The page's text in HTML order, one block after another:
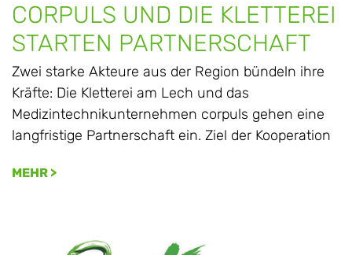
CORPULS UND DIE KLETTEREI
STARTEN PARTNERSCHAFT
Zwei starke Akteure aus der Region bündeln ihre
Kräfte: Die Kletterei am Lech und das
Medizintechnikunternehmen corpuls gehen eine
langfristige Partnerschaft ein. Ziel der Kooperation
MEHR >